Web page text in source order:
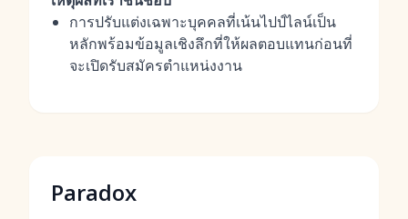
การปรับแต่งเฉพาะบุคคลที่เน้นไปป์ไลน์เป็น
หลักพร้อมข้อมูลเชิงลึกที่ให้ผลตอบแทนก่อนที่
จะเปิดรับสมัครตำแหน่งงาน
Paradox